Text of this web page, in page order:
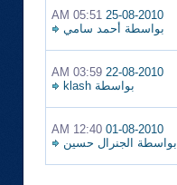
25-08-2010
05:51 AM
بواسطة أحمد سامي
22-08-2010
03:59 AM
بواسطةklash
01-08-2010
12:40 AM
بواسطة الجنرال حسين